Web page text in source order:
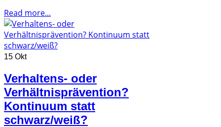
Read more...
15 Okt
Verhaltens- oder
Verhältnisprävention?
Kontinuum statt
schwarz/weiß?